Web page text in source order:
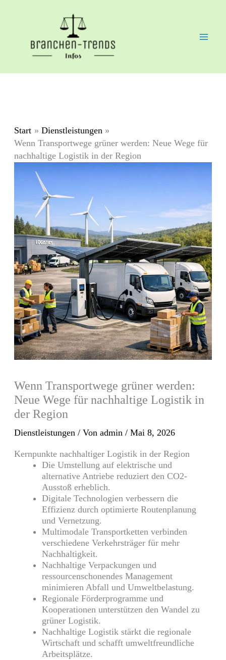
Start
Dienstleistungen
Wenn Transportwege grüner werden: Neue Wege für
nachhaltige Logistik in der Region
Wenn Transportwege grüner werden:
Neue Wege für nachhaltige Logistik in
der Region
Dienstleistungen / Vonadmin/Mai 8, 2026
Kernpunkte nachhaltiger Logistik in der Region
Die Umstellung auf elektrische und
alternative Antriebe reduziert den CO2-
Ausstoß erheblich.
Digitale Technologien verbessern die
Effizienz durch optimierte Routenplanung
und Vernetzung.
Multimodale Transportketten verbinden
verschiedene Verkehrsträger für mehr
Nachhaltigkeit.
Nachhaltige Verpackungen und
ressourcenschonendes Management
minimieren Abfall und Umweltbelastung.
Regionale Förderprogramme und
Kooperationen unterstützen den Wandel zu
grüner Logistik.
Nachhaltige Logistik stärkt die regionale
Wirtschaft und schafft umweltfreundliche
Arbeitsplätze.